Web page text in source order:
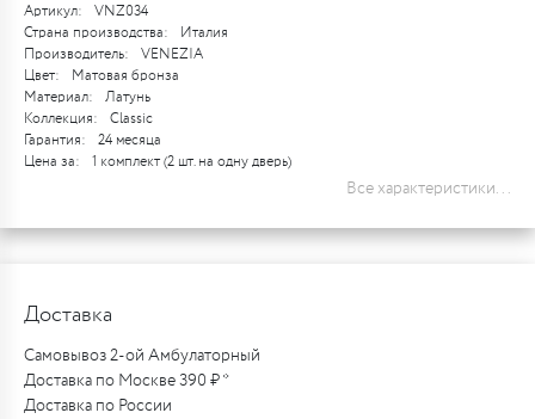
Артикул:
VNZ034
Страна производства:
Италия
Производитель:
VENEZIA
Цвет:
Матовая бронза
Материал:
Латунь
Коллекция:
Classic
Гарантия:
24 месяца
Цена за:
1 комплект (2 шт. на одну дверь)
Все характеристики...
Доставка
Самовывоз 2-ой Амбулаторный
Доставка по Москве 390 ₽ *
Доставка по России